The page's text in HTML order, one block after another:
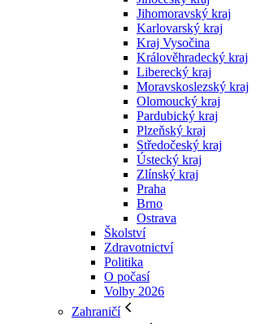
Jihomoravský kraj
Karlovarský kraj
Kraj Vysočina
Králověhradecký kraj
Liberecký kraj
Moravskoslezský kraj
Olomoucký kraj
Pardubický kraj
Plzeňský kraj
Středočeský kraj
Ústecký kraj
Zlínský kraj
Praha
Brno
Ostrava
Školství
Zdravotnictví
Politika
O počasí
Volby 2026
Zahraničí